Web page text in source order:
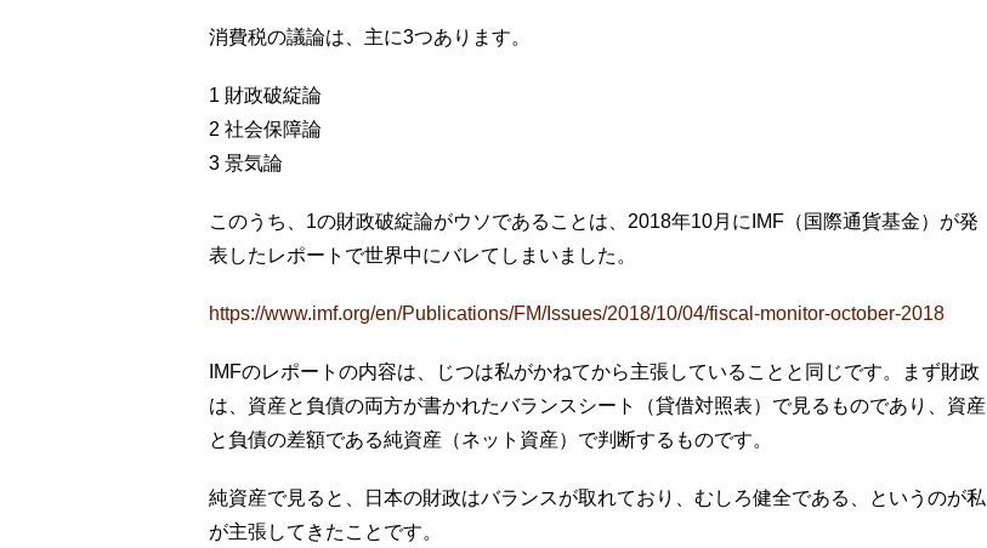
消費税の議論は、主に3つあります。
1 財政破綻論
2 社会保障論
3 景気論
このうち、1の財政破綻論がウソであることは、2018年10月にIMF（国際通貨基金）が発
表したレポートで世界中にバレてしまいました。
https://www.imf.org/en/Publications/FM/Issues/2018/10/04/fiscal-monitor-october-2018
IMFのレポートの内容は、じつは私がかねてから主張していることと同じです。まず財政
は、資産と負債の両方が書かれたバランスシート（貸借対照表）で見るものであり、資産
と負債の差額である純資産（ネット資産）で判断するものです。
純資産で見ると、日本の財政はバランスが取れており、むしろ健全である、というのが私
が主張してきたことです。